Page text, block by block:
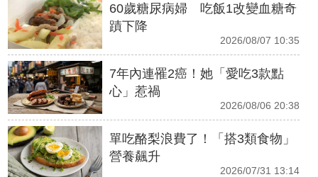
60歲糖尿病婦 吃飯1改變血糖奇
蹟下降
2026/08/07 10:35
7年內連罹2癌！她「愛吃3款點
心」惹禍
2026/08/06 20:38
單吃酪梨浪費了！「搭3類食物」
營養飆升
2026/07/31 13:14